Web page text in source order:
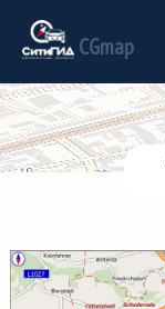
CGmap